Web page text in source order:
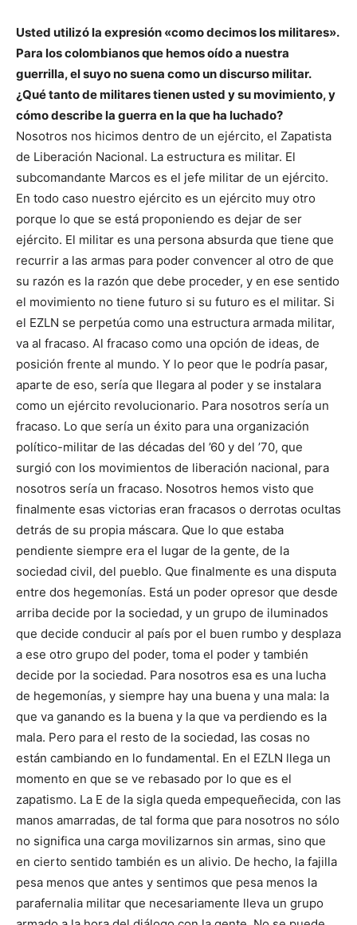
Usted utilizó la expresión «como decimos los militares».
Para los colombianos que hemos oído a nuestra
guerrilla, el suyo no suena como un discurso militar.
¿Qué tanto de militares tienen usted y su movimiento, y
cómo describe la guerra en la que ha luchado?
Nosotros nos hicimos dentro de un ejército, el Zapatista
de Liberación Nacional. La estructura es militar. El
subcomandante Marcos es el jefe militar de un ejército.
En todo caso nuestro ejército es un ejército muy otro
porque lo que se está proponiendo es dejar de ser
ejército. El militar es una persona absurda que tiene que
recurrir a las armas para poder convencer al otro de que
su razón es la razón que debe proceder, y en ese sentido
el movimiento no tiene futuro si su futuro es el militar. Si
el EZLN se perpetúa como una estructura armada militar,
va al fracaso. Al fracaso como una opción de ideas, de
posición frente al mundo. Y lo peor que le podría pasar,
aparte de eso, sería que llegara al poder y se instalara
como un ejército revolucionario. Para nosotros sería un
fracaso. Lo que sería un éxito para una organización
político-militar de las décadas del ’60 y del ’70, que
surgió con los movimientos de liberación nacional, para
nosotros sería un fracaso. Nosotros hemos visto que
finalmente esas victorias eran fracasos o derrotas ocultas
detrás de su propia máscara. Que lo que estaba
pendiente siempre era el lugar de la gente, de la
sociedad civil, del pueblo. Que finalmente es una disputa
entre dos hegemonías. Está un poder opresor que desde
arriba decide por la sociedad, y un grupo de iluminados
que decide conducir al país por el buen rumbo y desplaza
a ese otro grupo del poder, toma el poder y también
decide por la sociedad. Para nosotros esa es una lucha
de hegemonías, y siempre hay una buena y una mala: la
que va ganando es la buena y la que va perdiendo es la
mala. Pero para el resto de la sociedad, las cosas no
están cambiando en lo fundamental. En el EZLN llega un
momento en que se ve rebasado por lo que es el
zapatismo. La E de la sigla queda empequeñecida, con las
manos amarradas, de tal forma que para nosotros no sólo
no significa una carga movilizarnos sin armas, sino que
en cierto sentido también es un alivio. De hecho, la fajilla
pesa menos que antes y sentimos que pesa menos la
parafernalia militar que necesariamente lleva un grupo